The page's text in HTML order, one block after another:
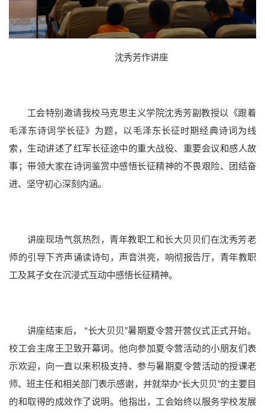
二级教授 黄大年式教师团队 教师个人主页
科研概况 科研平台 科研团队 科研成果 学术期刊
沈秀芳作讲座
工会特别邀请我校马克思主义学院沈秀芳副教授以《跟着
毛泽东诗词学长征》为题，以毛泽东长征时期经典诗词为线
索，生动讲述了红军长征途中的重大战役、重要会议和感人故
事；带领大家在诗词鉴赏中感悟长征精神的不畏艰险、团结奋
进、坚守初心深刻内涵。
讲座现场气氛热烈，青年教职工和长大贝贝们在沈秀芳老
师的引导下齐声诵读诗句，声音洪亮，响彻报告厅，青年教职
工及其子女在沉浸式互动中感悟长征精神。
讲座结束后， “长大贝贝”暑期夏令营开营仪式正式开始。
校工会主席王卫致开幕词。他向参加夏令营活动的小朋友们表
示欢迎，向一直以来积极支持、参与暑期夏令营活动的授课老
师、班主任和相关部门表示感谢，并就举办“长大贝贝”的主要目
的和取得的成效作了说明。 他指出，工会始终以服务学校发展